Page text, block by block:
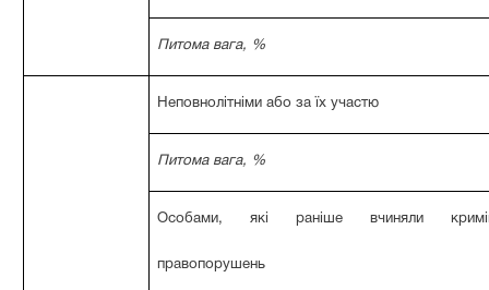
Питома вага, %
Неповнолітніми або за їх участю
Питома вага, %
Особами, які раніше вчиняли
правопорушень